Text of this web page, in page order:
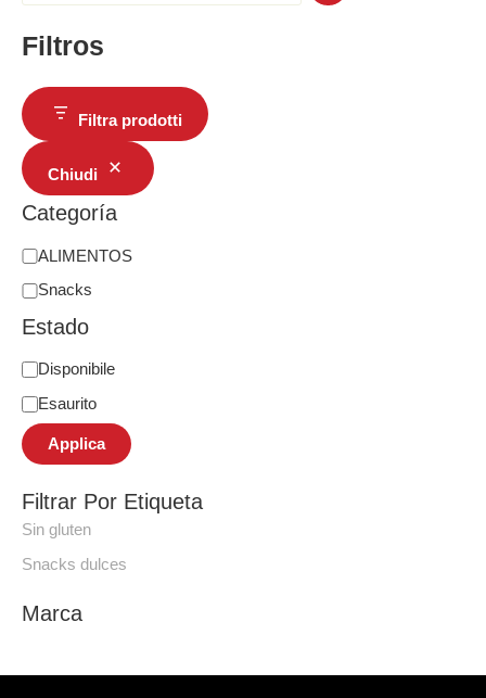
Filtros
Filtra prodotti
Chiudi
Categoría
ALIMENTOS
Snacks
Estado
Disponibile
Esaurito
Applica
Filtrar Por Etiqueta
Sin gluten
Snacks dulces
Marca